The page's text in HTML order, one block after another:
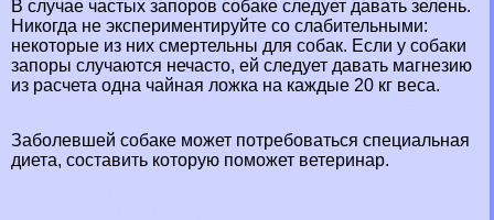
В случае частых запоров собаке следует давать зелень.
Никогда не экспериментируйте со слабительными:
некоторые из них cмepтельны для собак. Если у собаки
запоры случаются нечасто, ей следует давать магнезию
из расчета одна чайная ложка на каждые 20 кг веса.
Заболевшей собаке может потребоваться специальная
диета, составить которую поможет ветеринар.